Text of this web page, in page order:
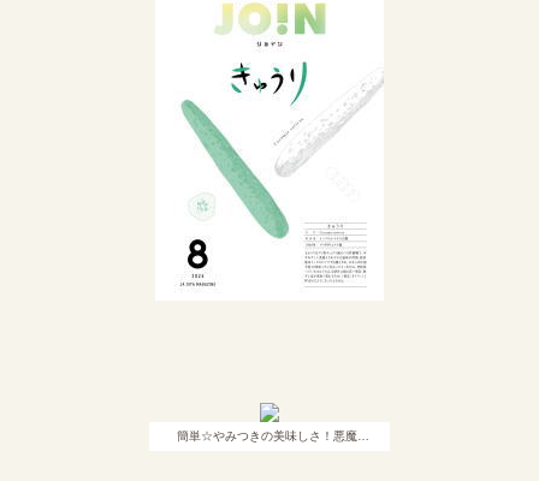
簡単☆やみつきの美味しさ！悪魔…